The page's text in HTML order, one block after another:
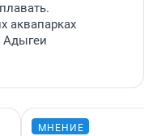
аквапарках
Адыгеи
МНЕНИЕ